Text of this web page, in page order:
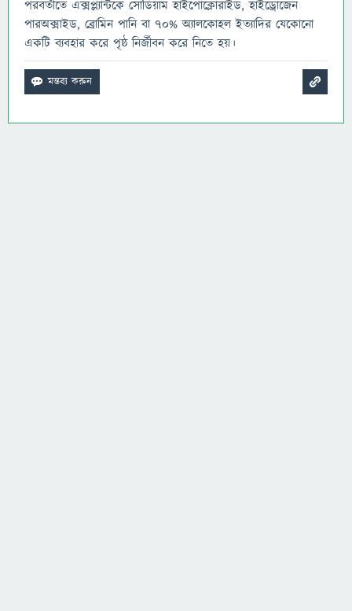
পরবর্তীতে এক্সপ্ল্যান্টকে সোডিয়াম হাইপোক্লোরাইড, হাইড্রোজেন
পারঅক্সাইড, ব্রোমিন পানি বা ৭০% অ্যালকোহল ইত্যাদির যেকোনো
একটি ব্যবহার করে পৃষ্ঠ নির্জীবন করে নিতে হয়।